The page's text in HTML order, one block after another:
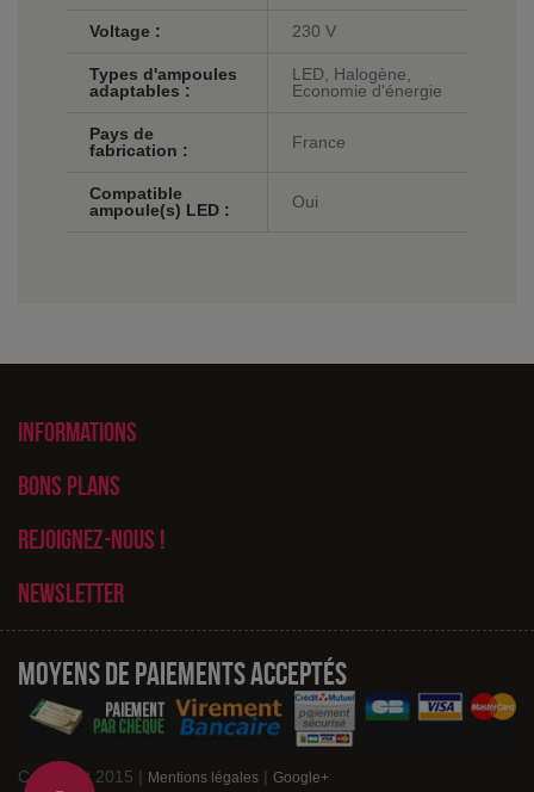
Voltage : 230 V
Types d'ampoules
adaptables :
LED, Halogène,
Economie d'énergie
Pays de
fabrication :
France
Compatible
ampoule(s) LED :
Oui
Informations
Bons plans
Rejoignez-nous !
Newsletter
Moyens de paiements acceptés
Copyright 2015 | Mentions légales | Google+